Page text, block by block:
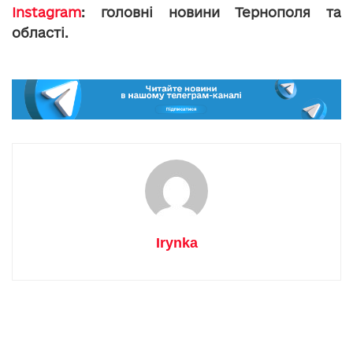
Instagram: головні новини Тернополя та
області.
Irynka